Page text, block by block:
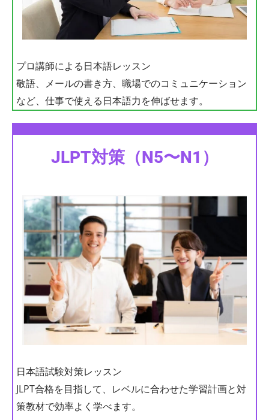
プロ講師による日本語レッスン
敬語、メールの書き方、職場でのコミュニケーション
など、仕事で使える日本語力を伸ばせます。
JLPT対策（N5〜N1）
日本語試験対策レッスン
JLPT合格を目指して、レベルに合わせた学習計画と対
策教材で効率よく学べます。